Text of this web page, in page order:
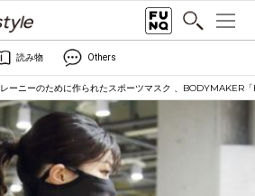
読み物 Others
レーニーのために作られたスポーツマスク 、BODYMAKER